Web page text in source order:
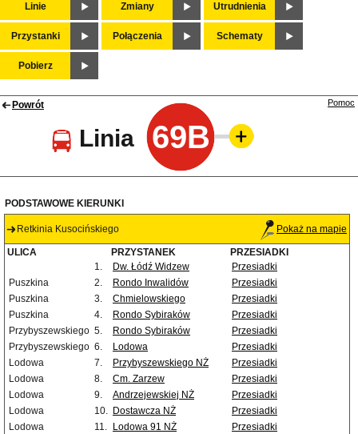
Linie Zmiany Utrudnienia
Przystanki Połączenia Schematy
Pobierz
Powrót
Linia 69B
Pomoc
PODSTAWOWE KIERUNKI
Retkinia Kusocińskiego Pokaż na mapie
ULICA PRZYSTANEK
PRZESIADKI
1.
Dw. Łódź Widzew
Przesiadki
Puszkina
2. Rondo Inwalidów
Przesiadki
Puszkina
3. Chmielowskiego
Przesiadki
Puszkina
4. Rondo Sybiraków
Przesiadki
Przybyszewskiego 5. Rondo Sybiraków
Przesiadki
Przybyszewskiego 6. Lodowa
Przesiadki
Lodowa
7. Przybyszewskiego NŻ
Przesiadki
Lodowa
8. Cm. Zarzew
Przesiadki
Lodowa
9. Andrzejewskiej NŻ
Przesiadki
Lodowa
10. Dostawcza NŻ
Przesiadki
Lodowa
11. Lodowa 91 NŻ
Przesiadki